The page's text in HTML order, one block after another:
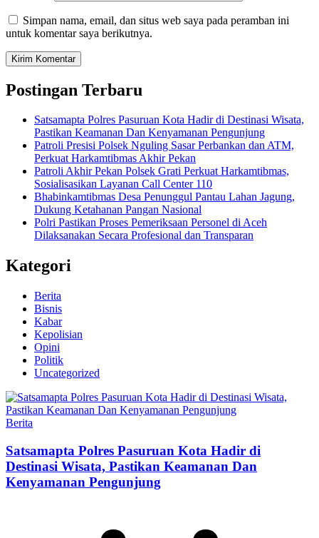
Simpan nama, email, dan situs web saya pada peramban ini
untuk komentar saya berikutnya.
Postingan Terbaru
Satsamapta Polres Pasuruan Kota Hadir di Destinasi Wisata,
Pastikan Keamanan Dan Kenyamanan Pengunjung
Patroli Presisi Polsek Nguling Sasar Perbankan dan ATM,
Perkuat Harkamtibmas Akhir Pekan
Patroli Akhir Pekan Polsek Grati Perkuat Harkamtibmas,
Sosialisasikan Layanan Call Center 110
Bhabinkamtibmas Desa Penunggul Pantau Lahan Jagung,
Dukung Ketahanan Pangan Nasional
Polri Pastikan Proses Pemeriksaan Personel di Aceh
Dilaksanakan Secara Profesional dan Transparan
Kategori
Berita
Bisnis
Kabar
Kepolisian
Opini
Politik
Uncategorized
Berita
Satsamapta Polres Pasuruan Kota Hadir di
Destinasi Wisata, Pastikan Keamanan Dan
Kenyamanan Pengunjung